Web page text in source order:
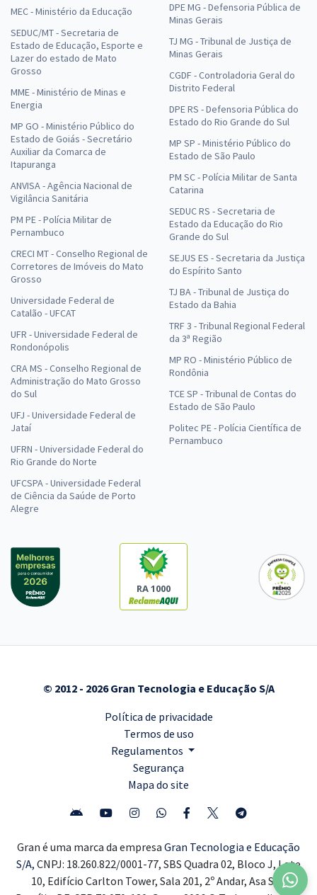
MEC - Ministério da Educação
SEDUC/MT - Secretaria de
Estado de Educação, Esporte e
Lazer do estado de Mato
Grosso
MME - Ministério de Minas e
Energia
MP GO - Ministério Público do
Estado de Goiás - Secretário
Auxiliar da Comarca de
Itapuranga
ANVISA - Agência Nacional de
Vigilância Sanitária
PM PE - Polícia Militar de
Pernambuco
CRECI MT - Conselho Regional de
Corretores de Imóveis do Mato
Grosso
Universidade Federal de
Catalão - UFCAT
UFR - Universidade Federal de
Rondonópolis
CRA MS - Conselho Regional de
Administração do Mato Grosso
do Sul
UFJ - Universidade Federal de
Jataí
UFRN - Universidade Federal do
Rio Grande do Norte
UFCSPA - Universidade Federal
de Ciência da Saúde de Porto
Alegre
DPE MG - Defensoria Pública de
Minas Gerais
TJ MG - Tribunal de Justiça de
Minas Gerais
CGDF - Controladoria Geral do
Distrito Federal
DPE RS - Defensoria Pública do
Estado do Rio Grande do Sul
MP SP - Ministério Público do
Estado de São Paulo
PM SC - Polícia Militar de Santa
Catarina
SEDUC RS - Secretaria de
Estado da Educação do Rio
Grande do Sul
SEJUS ES - Secretaria da Justiça
do Espírito Santo
TJ BA - Tribunal de Justiça do
Estado da Bahia
TRF 3 - Tribunal Regional Federal
da 3ª Região
MP RO - Ministério Público de
Rondônia
TCE SP - Tribunal de Contas do
Estado de São Paulo
Politec PE - Polícia Científica de
Pernambuco
RA 1000
© 2012 - 2026 Gran Tecnologia e Educação S/A
Política de privacidade
Termos de uso
Regulamentos
Segurança
Mapa do site
Gran é uma marca da empresa Gran Tecnologia e Educação
S/A, CNPJ: 18.260.822/0001-77, SBS Quadra 02, Bloco J, Lote
10, Edifício Carlton Tower, Sala 201, 2º Andar, Asa Sul,